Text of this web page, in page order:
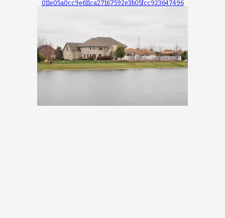
011e05a0cc9e611ca27167592e3b05fcc923647496